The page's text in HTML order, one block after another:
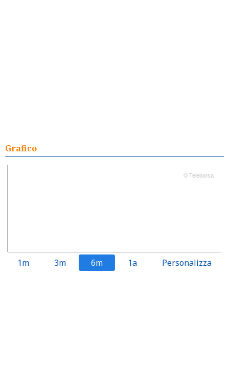
Grafico
© Teleborsa
1m 3m 6m 1a Personalizza